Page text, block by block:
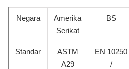
Negara
Amerika
Serikat
BS
Standar
ASTM
A29
EN 10250
/